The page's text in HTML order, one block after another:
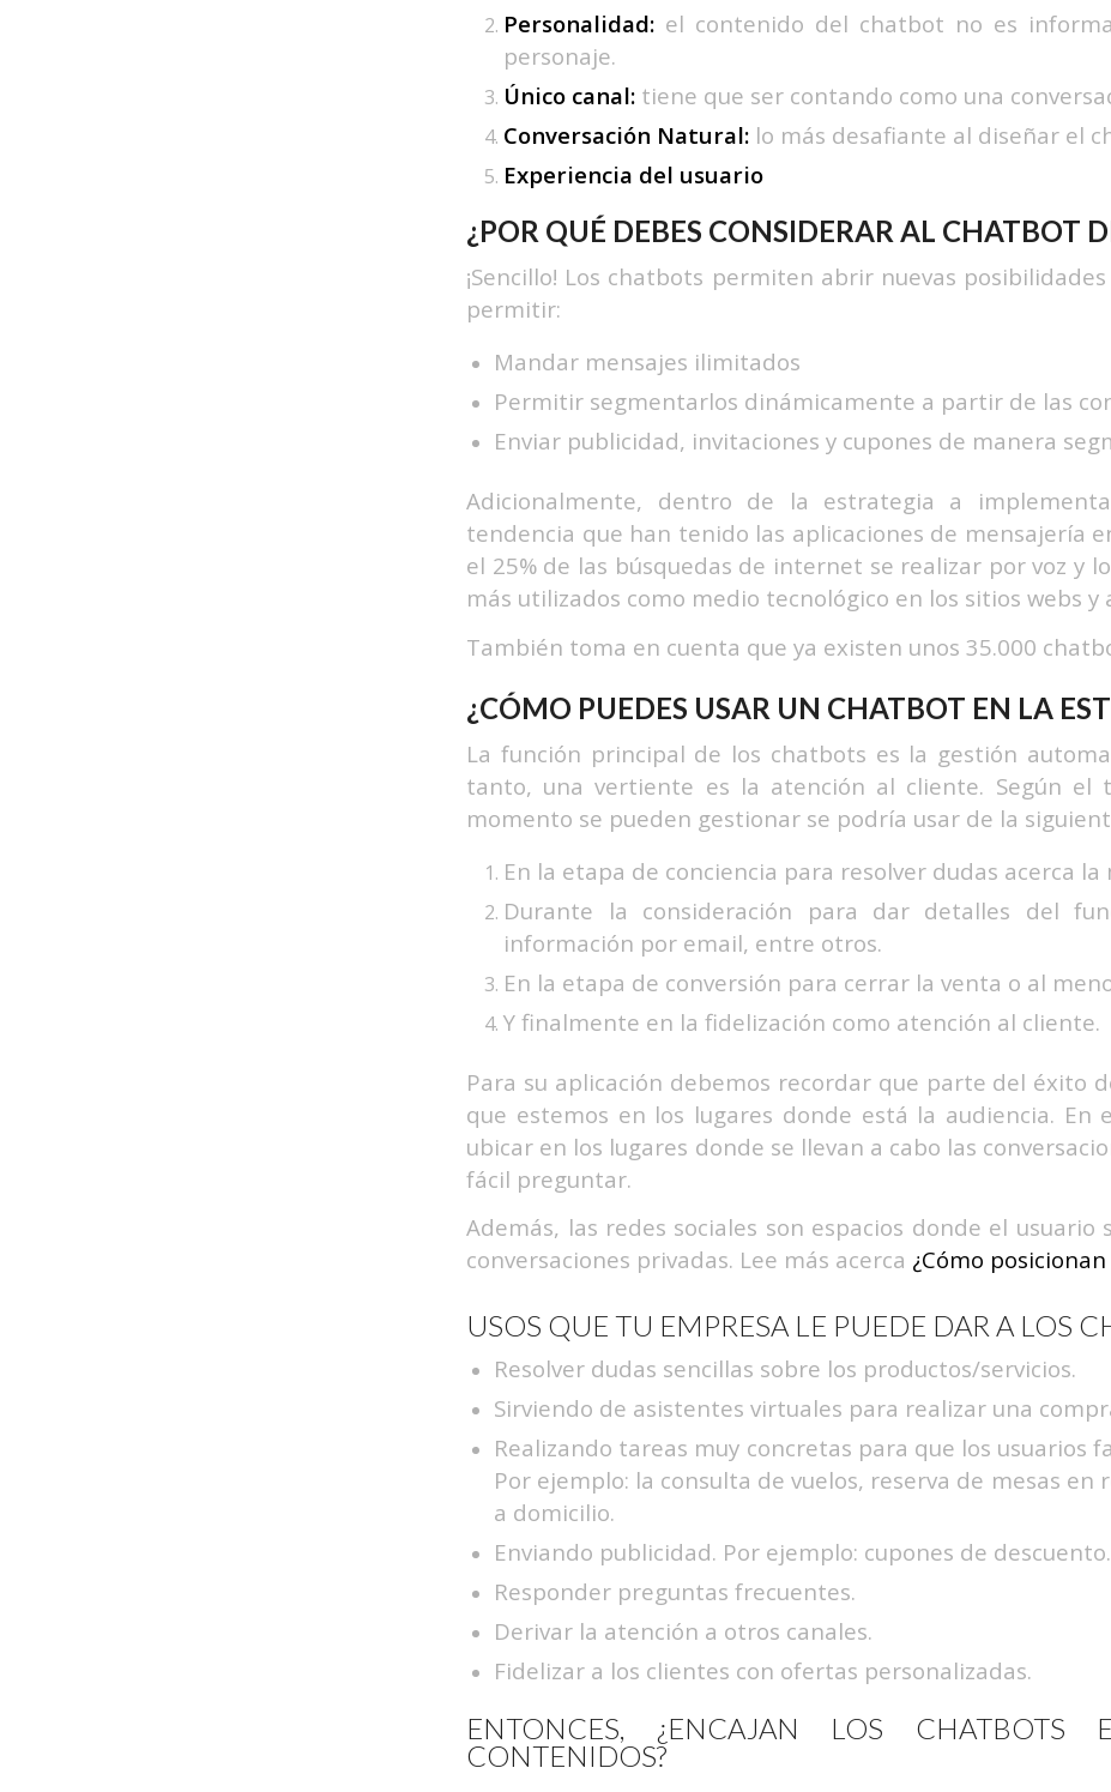
Personalidad: el contenido del chatbot no es
personaje.
Único canal: tiene que ser contando como una
Conversación Natural: lo más desafiante al diseñar el
Experiencia del usuario
¿POR QUÉ DEBES CONSIDERAR AL CHATBOT
¡Sencillo! Los chatbots permiten abrir nuevas
permitir:
Mandar mensajes ilimitados
Permitir segmentarlos dinámicamente a partir de las
Enviar publicidad, invitaciones y cupones de manera
Adicionalmente, dentro de la estrategia a
tendencia que han tenido las aplicaciones de mensajería
el 25% de las búsquedas de internet se realizar por voz y
más utilizados como medio tecnológico en los sitios webs y
También toma en cuenta que ya existen unos 35.000
¿CÓMO PUEDES USAR UN CHATBOT EN LA
La función principal de los chatbots es la gestión
tanto, una vertiente es la atención al cliente. Según el
momento se pueden gestionar se podría usar de la
En la etapa de conciencia para resolver dudas acerca
Durante la consideración para dar detalles del
información por email, entre otros.
En la etapa de conversión para cerrar la venta o al
Y finalmente en la fidelización como atención al cliente.
Para su aplicación debemos recordar que parte del éxito
que estemos en los lugares donde está la audiencia. En
ubicar en los lugares donde se llevan a cabo las
fácil preguntar.
Además, las redes sociales son espacios donde el
conversaciones privadas. Lee más acerca ¿Cómo
USOS QUE TU EMPRESA LE PUEDE DAR A LOS
Resolver dudas sencillas sobre los productos/servicios.
Sirviendo de asistentes virtuales para realizar una
Realizando tareas muy concretas para que los usuarios
Por ejemplo: la consulta de vuelos, reserva de mesas
a domicilio.
Enviando publicidad. Por ejemplo: cupones de descuento.
Responder preguntas frecuentes.
Derivar la atención a otros canales.
Fidelizar a los clientes con ofertas personalizadas.
ENTONCES, ¿ENCAJAN LOS
CONTENIDOS?